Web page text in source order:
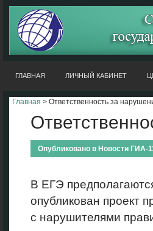
ГЛАВНАЯ ЛИЧНЫЙ КАБИНЕТ
Главная > Ответственность за
Опубликовано в Новости ГИА-
В ЕГЭ
опубликован проект
с нарушителями